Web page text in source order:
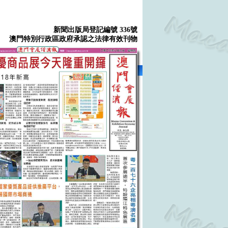
新聞出版局登記編號 336號
澳門特別行政區政府承認之法律有效刊物